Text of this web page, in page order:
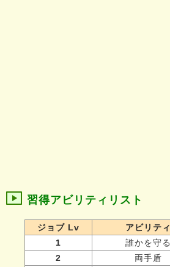
習得アビリティリスト
ジョブ Lv アビリティ
1
誰かを守る
2
両手盾